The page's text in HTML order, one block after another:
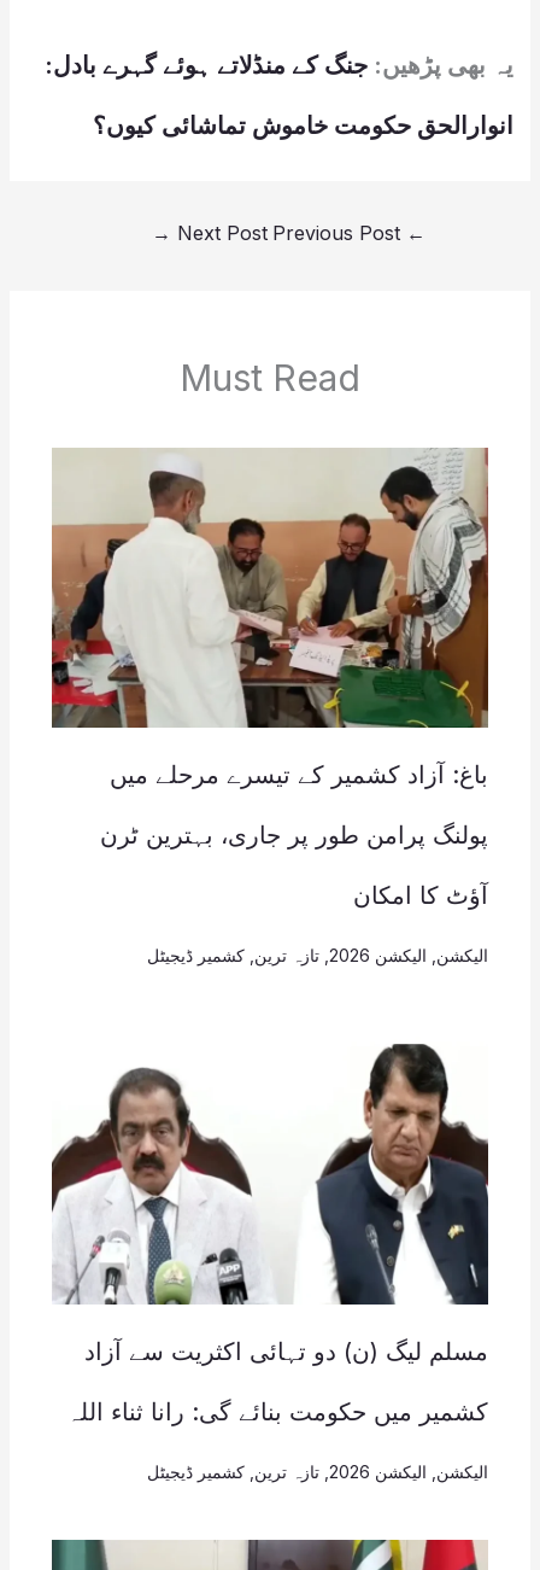
یہ بھی پڑھیں: جنگ کے منڈلاتے ہوئے گہرے بادل:
انوارالحق حکومت خاموش تماشائی کیوں؟
←
Next Post
→
Must Read
باغ: آزاد کشمیر کے تیسرے مرحلے میں
پولنگ پرامن طور پر جاری، بہترین ٹرن
آؤٹ کا امکان
الیکشن الیکشن 2026 , تازہ ترین کشمیر ڈیجیٹل
مسلم لیگ (ن) دو تہائی اکثریت سے آزاد
کشمیر میں حکومت بنائے گی: رانا ثناء اللہ
الیکشن الیکشن 2026 , تازہ ترین کشمیر ڈیجیٹل